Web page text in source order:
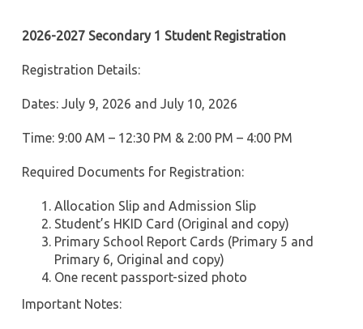
2026-2027 Secondary 1 Student Registration
Registration Details:
Dates: July 9, 2026 and July 10, 2026
Time: 9:00 AM – 12:30 PM & 2:00 PM – 4:00 PM
Required Documents for Registration:
Allocation Slip and Admission Slip
Student’s HKID Card (Original and copy)
Primary School Report Cards (Primary 5 and
Primary 6, Original and copy)
One recent passport-sized photo
Important Notes: